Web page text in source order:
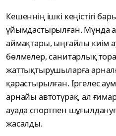
Кешеннің ішкі кеңістігі
ұйымдастырылған. Мұнда
аймақтары, ыңғайлы киім
бөлмелер, санитарлық
жаттықтырушыларға
қарастырылған. Іргелес
арнайы автотұрақ, ал
ауада спортпен
жасалды.